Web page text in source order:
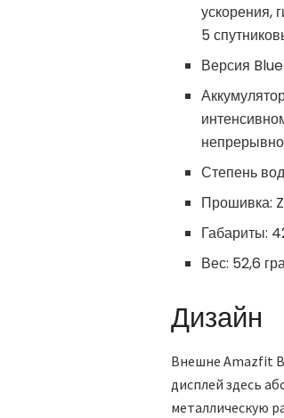
ускорения,
5
Версия
Степень
Прошивка:
Габариты:
Вес: 52,6
Дизайн
Внешне Amazfit
дисплей здесь
металлическую